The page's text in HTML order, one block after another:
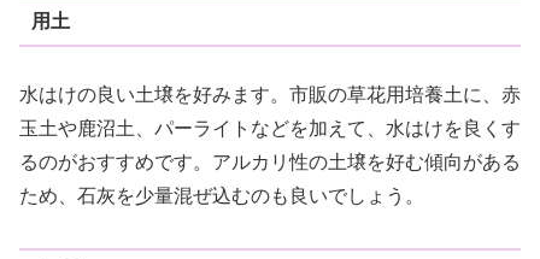
用土
水はけの良い土壌を好みます。市販の草花用培養土に、赤
玉土や鹿沼土、パーライトなどを加えて、水はけを良くす
るのがおすすめです。アルカリ性の土壌を好む傾向がある
ため、石灰を少量混ぜ込むのも良いでしょう。